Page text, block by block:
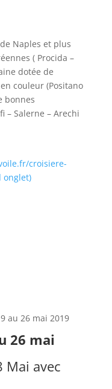
Naples et plus
( Procida –
dotée de
couleur (Positano
bonnes
– Salerne – Arechi
croisiere-
onglet)
26 mai
Mai avec